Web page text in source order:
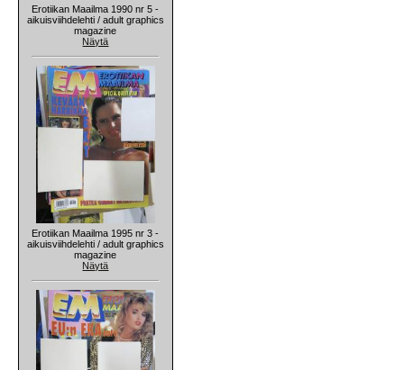
Erotiikan Maailma 1990 nr 5 -
aikuisviihdelehti / adult graphics
magazine
Näytä
Erotiikan Maailma 1995 nr 3 -
aikuisviihdelehti / adult graphics
magazine
Näytä